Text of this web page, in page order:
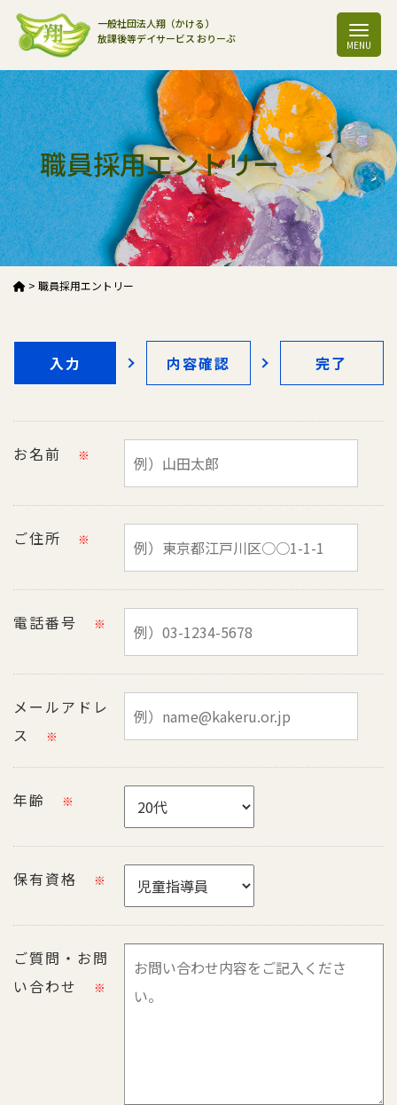
一般社団法人翔（かける）
放課後等デイサービス おりーぶ
職員採用エントリー
> 職員採用エントリー
入力 内容確認 完了
お名前 ※
ご住所 ※
電話番号 ※
メールアドレ
ス
※
年齢 ※
保有資格 ※
ご質問・お問
い合わせ
※